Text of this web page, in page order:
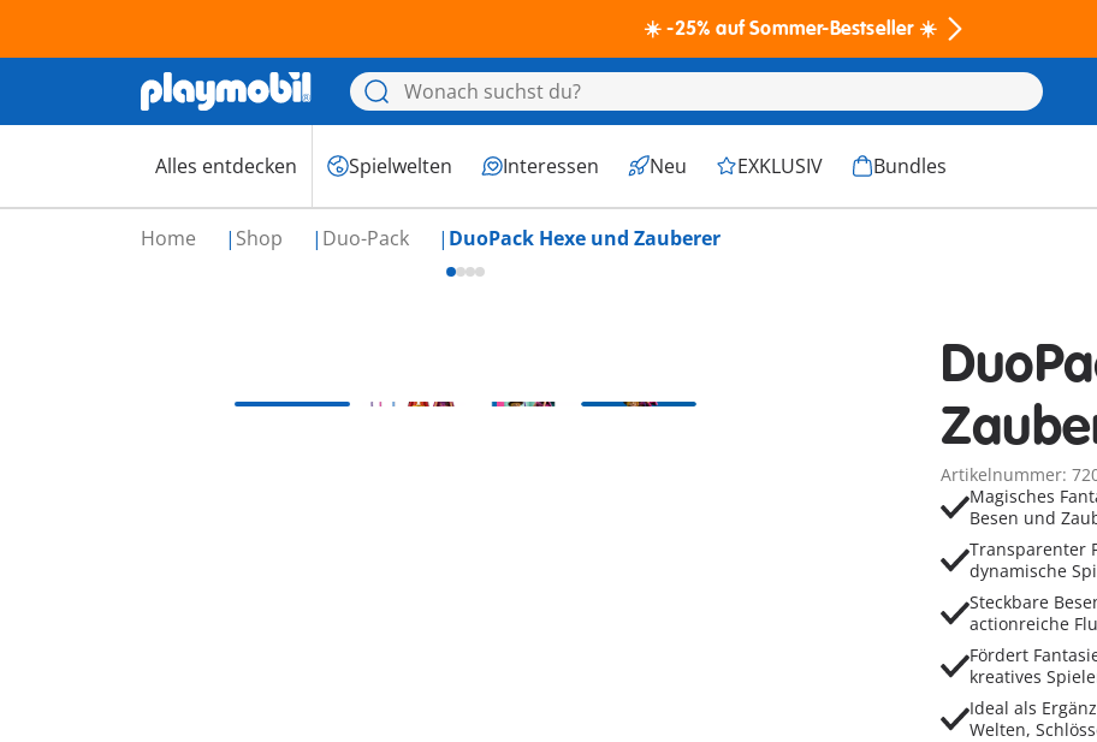
☀️ -25% auf Sommer-Bestseller ☀️
Alles entdecken Spielwelten Interessen Neu EXKLUSIV Bundles
Home Shop Duo-Pack DuoPack Hexe und Zauberer
Artikelnummer:
Magisches
Besen und
Transparenter
dynamische
Steckbare
actionreiche
Fördert
kreatives
Ideal als
Welten,